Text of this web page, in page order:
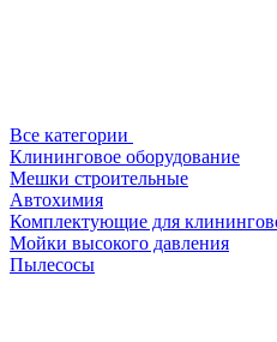
Все категории
Клининговое оборудование
Мешки строительные
Автохимия
Комплектующие для
Мойки высокого давления
Пылесосы